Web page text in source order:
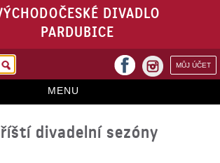
DIVADLO
PARDUBICE
MŮJ ÚČET
facebook
MENU
divadelní sezóny